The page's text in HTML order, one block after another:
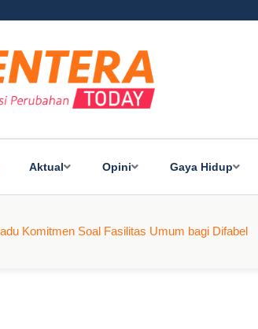
Aktual Opini Gaya Hidup
Komitmen Soal Fasilitas Umum bagi Difabel